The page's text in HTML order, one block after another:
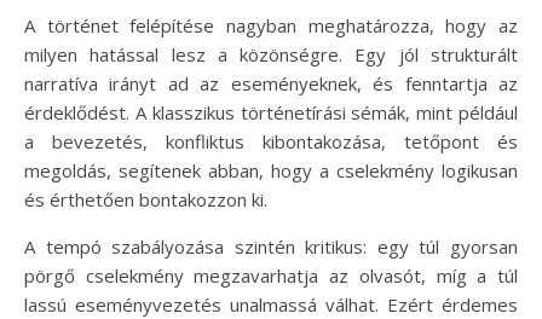
A történet felépítése nagyban meghatározza, hogy az
milyen hatással lesz a közönségre. Egy jól strukturált
narratíva irányt ad az eseményeknek, és fenntartja az
érdeklődést. A klasszikus történetírási sémák, mint például
a bevezetés, konfliktus kibontakozása, tetőpont és
megoldás, segítenek abban, hogy a cselekmény logikusan
és érthetően bontakozzon ki.
A tempó szabályozása szintén kritikus: egy túl gyorsan
pörgő cselekmény megzavarhatja az olvasót, míg a túl
lassú eseményvezetés unalmassá válhat. Ezért érdemes